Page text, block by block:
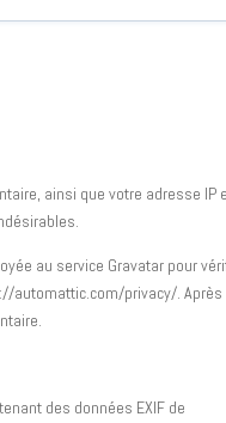
ainsi que votre adresse IP
au service Gravatar pour
automattic.com/privacy/. Après
des données EXIF de